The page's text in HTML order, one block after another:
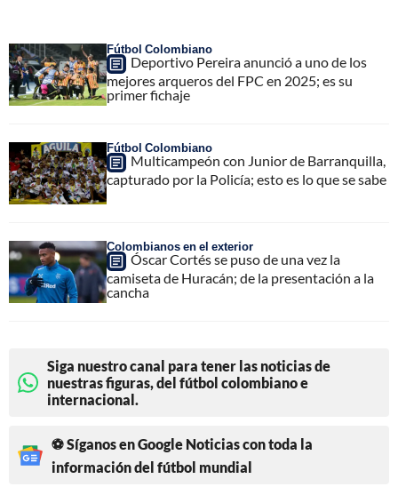
Fútbol Colombiano
Deportivo Pereira anunció a uno de los
mejores arqueros del FPC en 2025; es su
primer fichaje
Fútbol Colombiano
Multicampeón con Junior de Barranquilla,
capturado por la Policía; esto es lo que se sabe
Colombianos en el exterior
Óscar Cortés se puso de una vez la
camiseta de Huracán; de la presentación a la
cancha
Siga nuestro canal para tener las noticias de
nuestras figuras, del fútbol colombiano e
internacional.
⚽ Síganos en Google Noticias con toda la
información del fútbol mundial